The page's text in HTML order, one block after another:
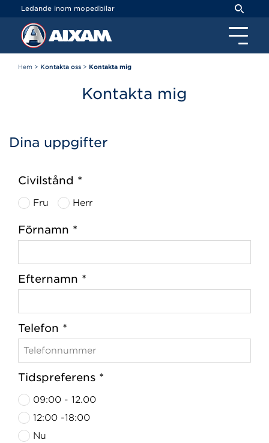
Ledande inom mopedbilar
Hem > Kontakta oss > Kontakta mig
Kontakta mig
Dina uppgifter
Civilstånd *
Fru Herr
Förnamn *
Efternamn *
Telefon *
Tidspreferens *
09:00 - 12.00
12:00 -18:00
Nu
Cookie- hanteringspanel